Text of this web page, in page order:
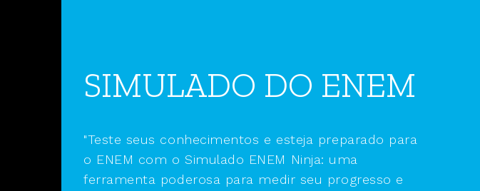
SIMULADO DO ENEM
"Teste seus conhecimentos e esteja preparado para
o ENEM com o Simulado ENEM Ninja: uma
ferramenta poderosa para medir seu progresso e